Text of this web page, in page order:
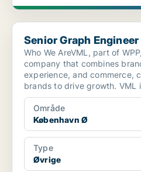
Senior Graph Engineer
Senior Graph Engineer
Who We AreVML, part of
company that combines
experience, and commerce,
brands to drive growth. VML
Område
København Ø
Type
Øvrige